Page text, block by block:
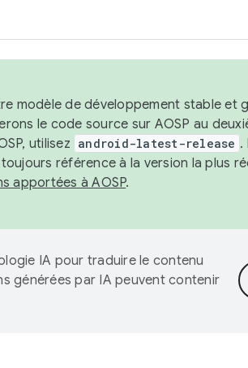
modèle de développement stable et
le code source sur AOSP au
utilisez android-latest-release .
référence à la version la plus
apportées à AOSP.
IA pour traduire le contenu
générées par IA peuvent contenir